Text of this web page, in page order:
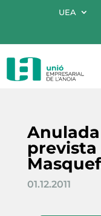
UEA
prevista
01.12.2011